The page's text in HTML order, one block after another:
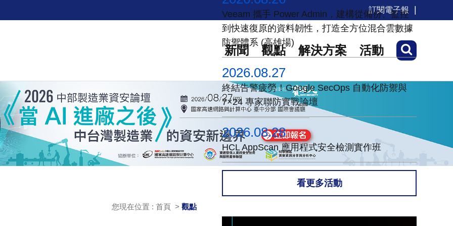
訂閱電子報
新聞 觀點 解決方案 活動
您現在位置 : 首頁 > 觀點
Veeam 攜手 Power Admin，建構從備份、監控
到快速復原的資料韌性，打造全方位混合雲數據
防禦體系 (高雄場)
2026.08.27
終結告警疲勞！Google SecOps 自動化防禦與
7×24 專家聯防實戰論壇
2026.08.28
HCL AppScan 應用程式安全檢測實作班
看更多活動